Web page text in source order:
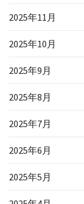
2025年11月
2025年10月
2025年9月
2025年8月
2025年7月
2025年6月
2025年5月